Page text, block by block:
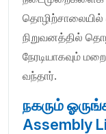
தொழிற்சாலையில்
நிறுவனத்தில்
நேரடியாகவும்
வந்தார்.
நகரும்
Assembly